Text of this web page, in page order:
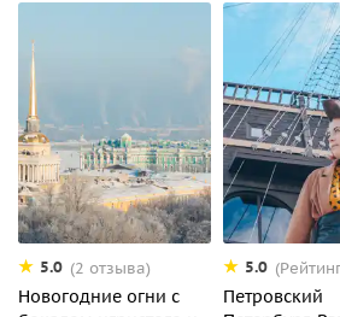
5.0 (2 отзыва)
Новогодние огни с
5.0
Петровский